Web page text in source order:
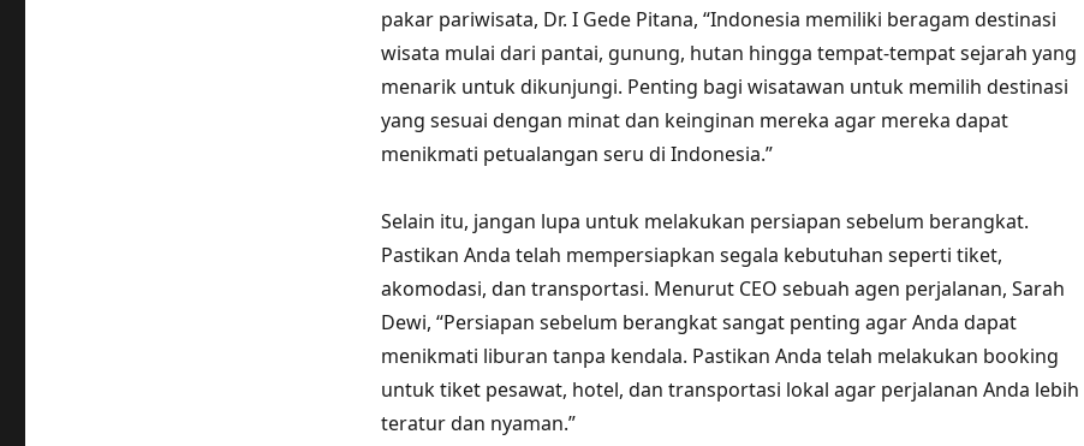
pakar pariwisata, Dr. I Gede Pitana, “Indonesia memiliki beragam destinasi
wisata mulai dari pantai, gunung, hutan hingga tempat-tempat sejarah yang
menarik untuk dikunjungi. Penting bagi wisatawan untuk memilih destinasi
yang sesuai dengan minat dan keinginan mereka agar mereka dapat
menikmati petualangan seru di Indonesia.”
Selain itu, jangan lupa untuk melakukan persiapan sebelum berangkat.
Pastikan Anda telah mempersiapkan segala kebutuhan seperti tiket,
akomodasi, dan transportasi. Menurut CEO sebuah agen perjalanan, Sarah
Dewi, “Persiapan sebelum berangkat sangat penting agar Anda dapat
menikmati liburan tanpa kendala. Pastikan Anda telah melakukan booking
untuk tiket pesawat, hotel, dan transportasi lokal agar perjalanan Anda lebih
teratur dan nyaman.”